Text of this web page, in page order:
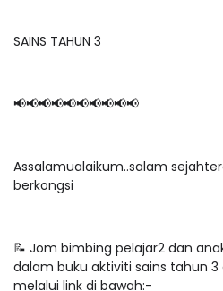
SAINS TAHUN 3
📢📢📢📢📢📢📢📢📢📢
Assalamualaikum..salam
berkongsi
📝 Jom bimbing pelajar2 dan
dalam buku aktiviti sains tahun
melalui link di bawah:-